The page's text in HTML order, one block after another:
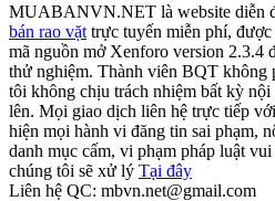
MUABANVN.NET là website diễn
bán rao vặt trực tuyến miễn phí,
mã nguồn mở Xenforo version 2.3.4
thử nghiệm. Thành viên BQT không
tôi không chịu trách nhiệm bất kỳ
lên. Mọi giao dịch liên hệ trực tiếp
hiện mọi hành vi đăng tin sai phạm,
danh mục cấm, vi phạm pháp luật
chúng tôi sẽ xử lý Tại đây
Liên hệ QC: mbvn.net@gmail.com